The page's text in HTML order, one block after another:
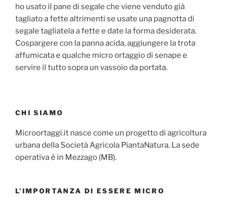
ho usato il pane di segale che viene venduto già
tagliato a fette altrimenti se usate una pagnotta di
segale tagliatela a fette e date la forma desiderata.
Cospargere con la panna acida, aggiungere la trota
affumicata e qualche micro ortaggio di senape e
servire il tutto sopra un vassoio da portata.
CHI SIAMO
Microortaggi.it nasce come un progetto di agricoltura
urbana della Società Agricola PiantaNatura. La sede
operativa è in Mezzago (MB).
L’IMPORTANZA DI ESSERE MICRO